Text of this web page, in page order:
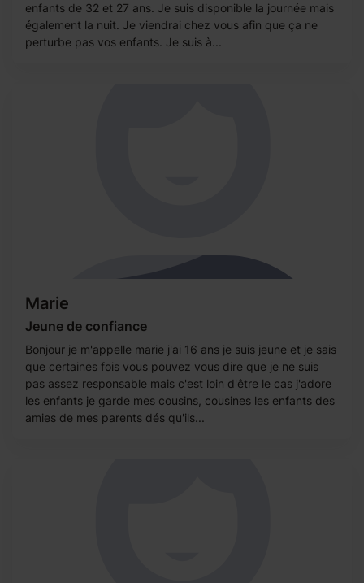
enfants de 32 et 27 ans. Je suis disponible la journée mais
également la nuit. Je viendrai chez vous afin que ça ne
perturbe pas vos enfants. Je suis à...
Marie
Jeune de confiance
Bonjour je m'appelle marie j'ai 16 ans je suis jeune et je sais
que certaines fois vous pouvez vous dire que je ne suis
pas assez responsable mais c'est loin d'être le cas j'adore
les enfants je garde mes cousins, cousines les enfants des
amies de mes parents dés qu'ils...